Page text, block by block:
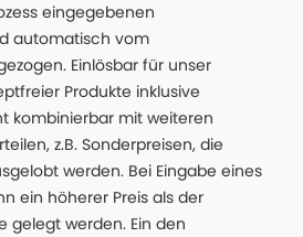
eingegebenen
automatisch vom
Einlösbar für unser
Produkte inklusive
kombinierbar mit weiteren
z.B. Sonderpreisen, die
werden. Bei Eingabe eines
ein höherer Preis als der
gelegt werden. Ein den